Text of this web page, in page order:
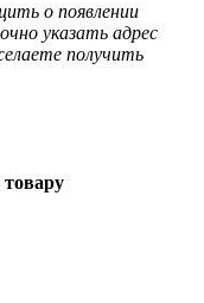
о появлении
указать адрес
получить